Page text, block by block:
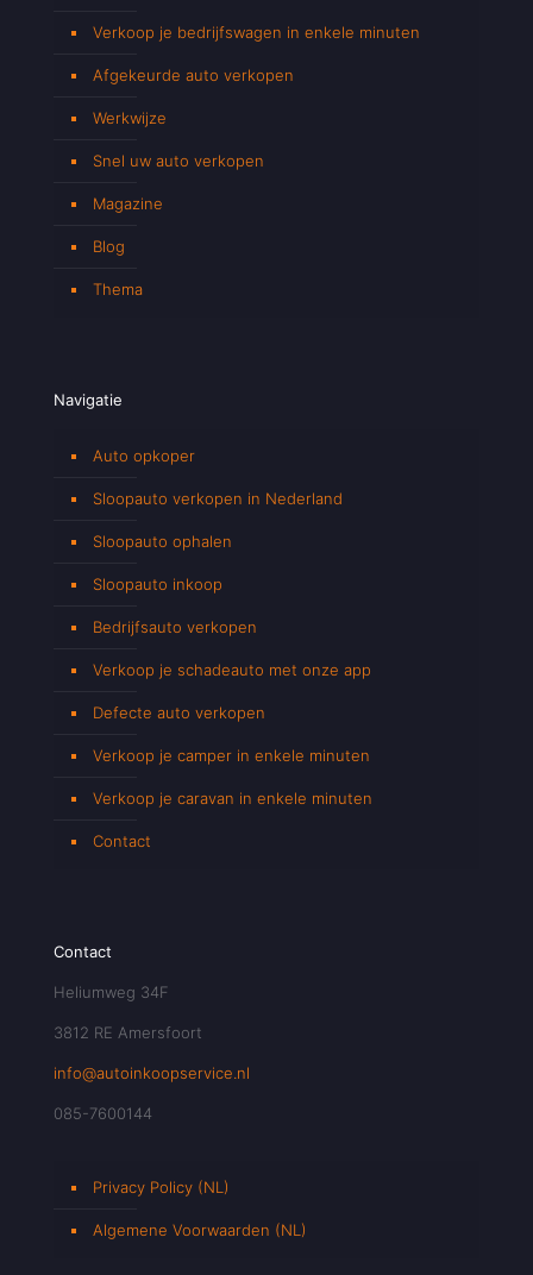
Verkoop je bedrijfswagen in enkele minuten
Afgekeurde auto verkopen
Werkwijze
Snel uw auto verkopen
Magazine
Blog
Thema
Navigatie
Auto opkoper
Sloopauto verkopen in Nederland
Sloopauto ophalen
Sloopauto inkoop
Bedrijfsauto verkopen
Verkoop je schadeauto met onze app
Defecte auto verkopen
Verkoop je camper in enkele minuten
Verkoop je caravan in enkele minuten
Contact
Contact
Heliumweg 34F
3812 RE Amersfoort
info@autoinkoopservice.nl
085-7600144
Privacy Policy (NL)
Algemene Voorwaarden (NL)